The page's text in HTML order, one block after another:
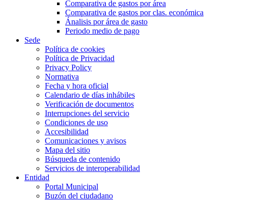
Comparativa de gastos por área
Comparativa de gastos por clas. económica
Ánalisis por área de gasto
Periodo medio de pago
Sede
Política de cookies
Política de Privacidad
Privacy Policy
Normativa
Fecha y hora oficial
Calendario de días inhábiles
Verificación de documentos
Interrupciones del servicio
Condiciones de uso
Accesibilidad
Comunicaciones y avisos
Mapa del sitio
Búsqueda de contenido
Servicios de interoperabilidad
Entidad
Portal Municipal
Buzón del ciudadano